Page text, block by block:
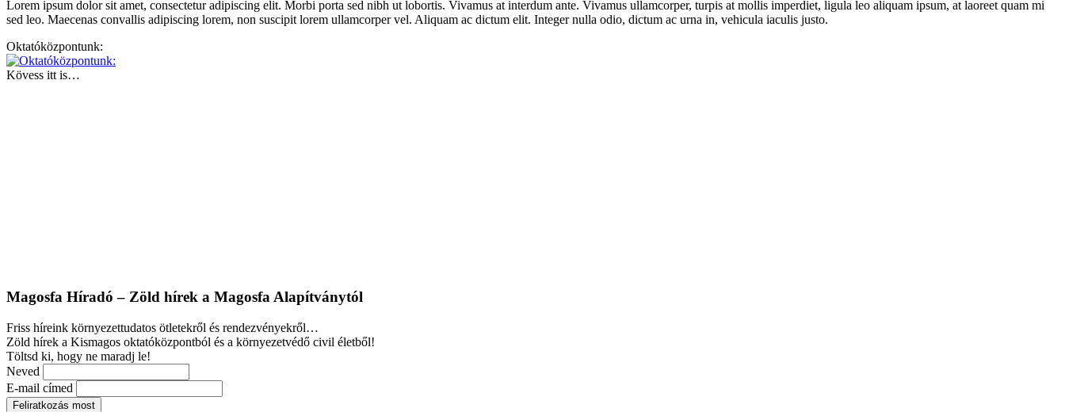
Lorem ipsum dolor sit amet, consectetur adipiscing elit. Morbi porta sed nibh ut lobortis. Vivamus at interdum ante. Vivamus ullamcorper, turpis at mollis imperdiet, ligula leo aliquam ipsum, at laoreet quam mi
sed leo. Maecenas convallis adipiscing lorem, non suscipit lorem ullamcorper vel. Aliquam ac dictum elit. Integer nulla odio, dictum ac urna in, vehicula iaculis justo.
Oktatóközpontunk:
Kövess itt is…
Magosfa Híradó – Zöld hírek a Magosfa Alapítványtól
Friss híreink környezettudatos ötletekről és rendezvényekről…
Zöld hírek a Kismagos oktatóközpontból és a környezetvédő civil életből!
Töltsd ki, hogy ne maradj le!
Neved
E-mail címed